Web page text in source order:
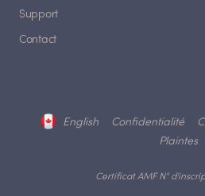
Support
Contact
Certificat AMF N°
English Confidentialité
Plaintes